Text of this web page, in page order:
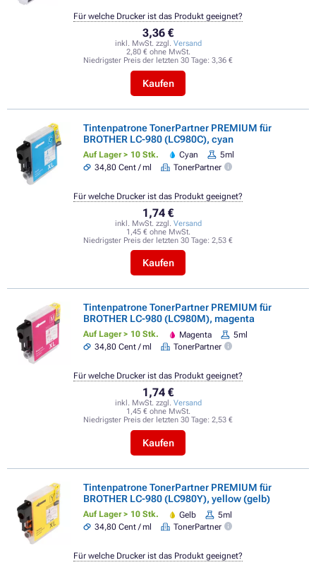
3,36 €
inkl. MwSt. zzgl. Versand
2,80 € ohne MwSt.
Niedrigster Preis der letzten 30 Tage: 3,36 €
Kaufen
Für welche Drucker ist das Produkt geeignet?
Tintenpatrone TonerPartner PREMIUM für
BROTHER LC-980 (LC980C), cyan
Auf Lager > 10 Stk. Cyan
5ml
34,80 Cent / ml
TonerPartner
1,74 €
inkl. MwSt. zzgl. Versand
1,45 € ohne MwSt.
Niedrigster Preis der letzten 30 Tage: 2,53 €
Kaufen
Für welche Drucker ist das Produkt geeignet?
Tintenpatrone TonerPartner PREMIUM für
BROTHER LC-980 (LC980M), magenta
Auf Lager > 10 Stk. Magenta
5ml
34,80 Cent / ml
TonerPartner
1,74 €
inkl. MwSt. zzgl. Versand
1,45 € ohne MwSt.
Niedrigster Preis der letzten 30 Tage: 2,53 €
Kaufen
Für welche Drucker ist das Produkt geeignet?
Tintenpatrone TonerPartner PREMIUM für
BROTHER LC-980 (LC980Y), yellow (gelb)
Auf Lager > 10 Stk. Gelb
5ml
34,80 Cent / ml
TonerPartner
Für welche Drucker ist das Produkt geeignet?